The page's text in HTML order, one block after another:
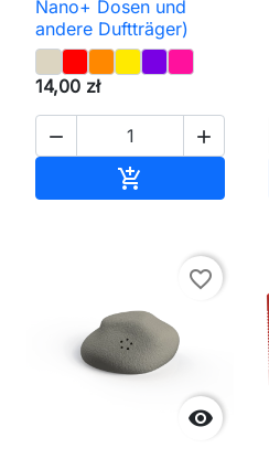
Nano+ Dosen und
andere Duftträger)
14,00 zł
 


favorite_border